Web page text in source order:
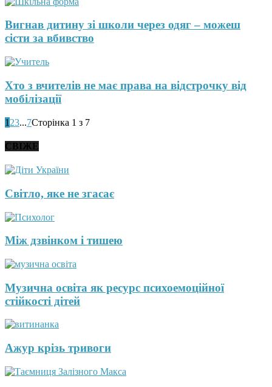
Вигнав дитину зі школи через одяг – можеш
сісти за вбивство
Хто з вчителів не має права на відстрочку від
мобілізації
1 23...7Сторінка 1 з 7
СВІЖЕ
Світло, яке не згасає
Між дзвінком і тишею
Музична освіта як ресурс психоемоційної
стійкості дітей
Ажур крізь тривоги